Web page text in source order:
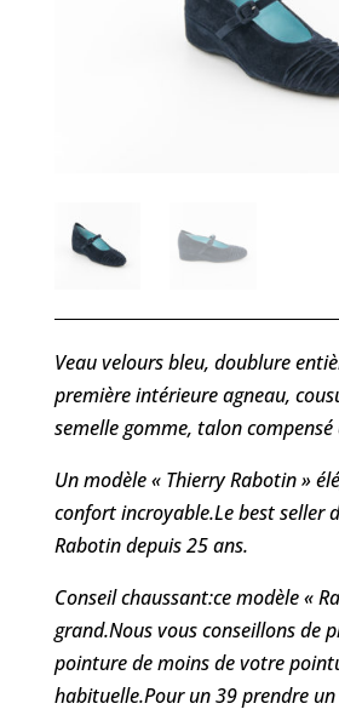
Veau velours bleu, doublure
première intérieure agneau,
semelle gomme, talon compensé
Un modèle « Thierry Rabotin »
confort incroyable.Le best seller
Rabotin depuis 25 ans.
Conseil chaussant:ce modèle «
grand.Nous vous conseillons de
pointure de moins de votre
habituelle.Pour un 39 prendre un